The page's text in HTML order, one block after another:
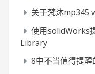
关于梵沐mp345
使用solidWorks
Library
8中不当值得提